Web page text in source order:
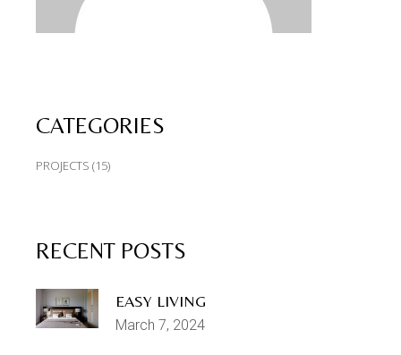
CATEGORIES
PROJECTS (15)
RECENT POSTS
EASY LIVING
March 7, 2024